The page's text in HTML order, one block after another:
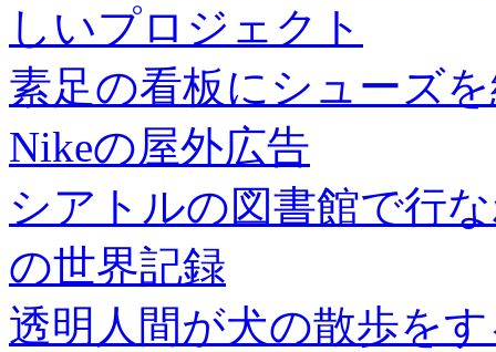
しいプロジェクト
素足の看板にシューズ
Nikeの屋外広告
シアトルの図書館で行
の世界記録
透明人間が犬の散歩を